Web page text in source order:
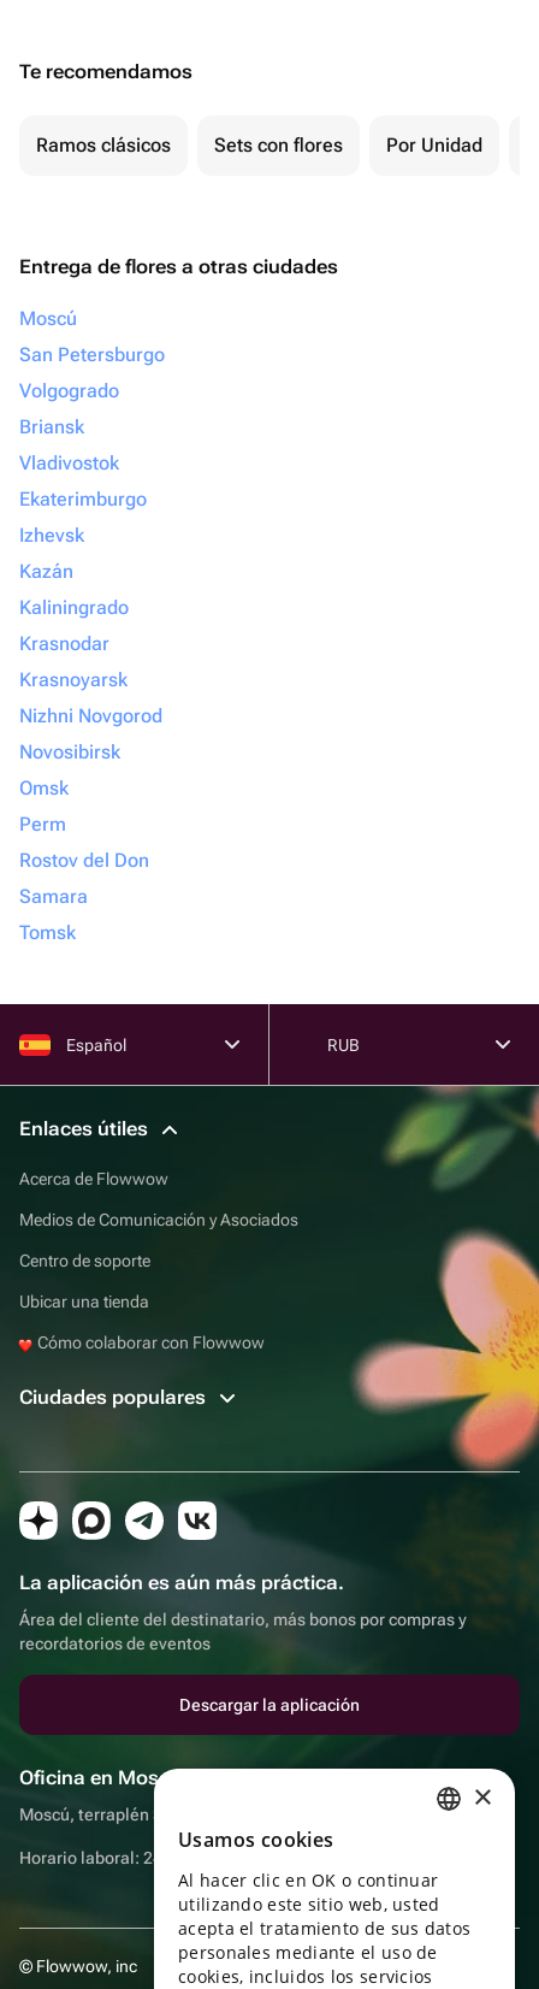
Te recomendamos
Ramos clásicos Sets con flores Por Unidad
Entrega de flores a otras ciudades
Moscú
San Petersburgo
Volgogrado
Briansk
Vladivostok
Ekaterimburgo
Izhevsk
Kazán
Kaliningrado
Krasnodar
Krasnoyarsk
Nizhni Novgorod
Novosibirsk
Omsk
Perm
Rostov del Don
Samara
Tomsk
Español RUB
Enlaces útiles
Acerca de Flowwow
Medios de Comunicación y Asociados
Centro de soporte
Ubicar una tienda
Cómo colaborar con Flowwow
Ciudades populares
La aplicación es aún más práctica.
Área del cliente del destinatario, más bonos por compras y
recordatorios de eventos
Descargar la aplicación
Oficina en Moscú
Moscú, terraplén Sadovnicheskaya, 9, sala 2/3
Horario laboral: 24 horas
© Flowwow, inc
ENGLISH
UKRAINIAN
PORTUGUESE
×
Usamos cookies
Al hacer clic en OK o continuar
utilizando este sitio web, usted
acepta el tratamiento de sus datos
personales mediante el uso de
cookies, incluidos los servicios